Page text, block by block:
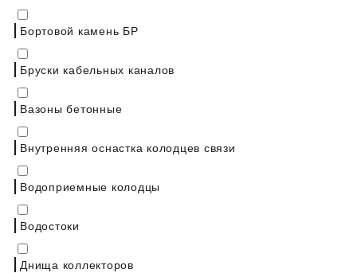
Бортовой камень БР
Бруски кабельных каналов
Вазоны бетонные
Внутренняя оснастка колодцев связи
Водоприемные колодцы
Водостоки
Днища коллекторов